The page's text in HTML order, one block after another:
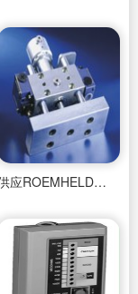
供应ROEMHELD液压元件